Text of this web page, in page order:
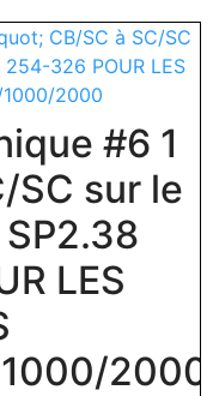
#6 1
SC sur le
LES
2000